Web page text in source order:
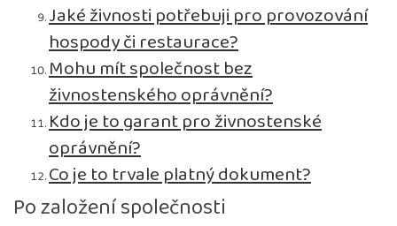
Jaké živnosti potřebuji pro provozování
hospody či restaurace?
Mohu mít společnost bez
živnostenského oprávnění?
Kdo je to garant pro živnostenské
oprávnění?
Co je to trvale platný dokument?
Po založení společnosti